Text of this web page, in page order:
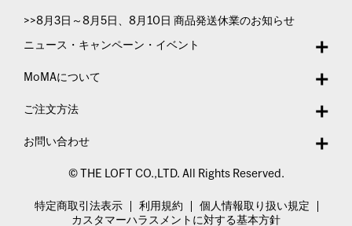
>>8月3日～8月5日、8月10日 商品発送休業のお知らせ
ニュース・キャンペーン・イベント
MoMAについて
ご注文方法
お問い合わせ
© THE LOFT CO.,LTD. All Rights Reserved.
特定商取引法表示 利用規約
個人情報取り扱い規定
カスタマーハラスメントに対する基本方針